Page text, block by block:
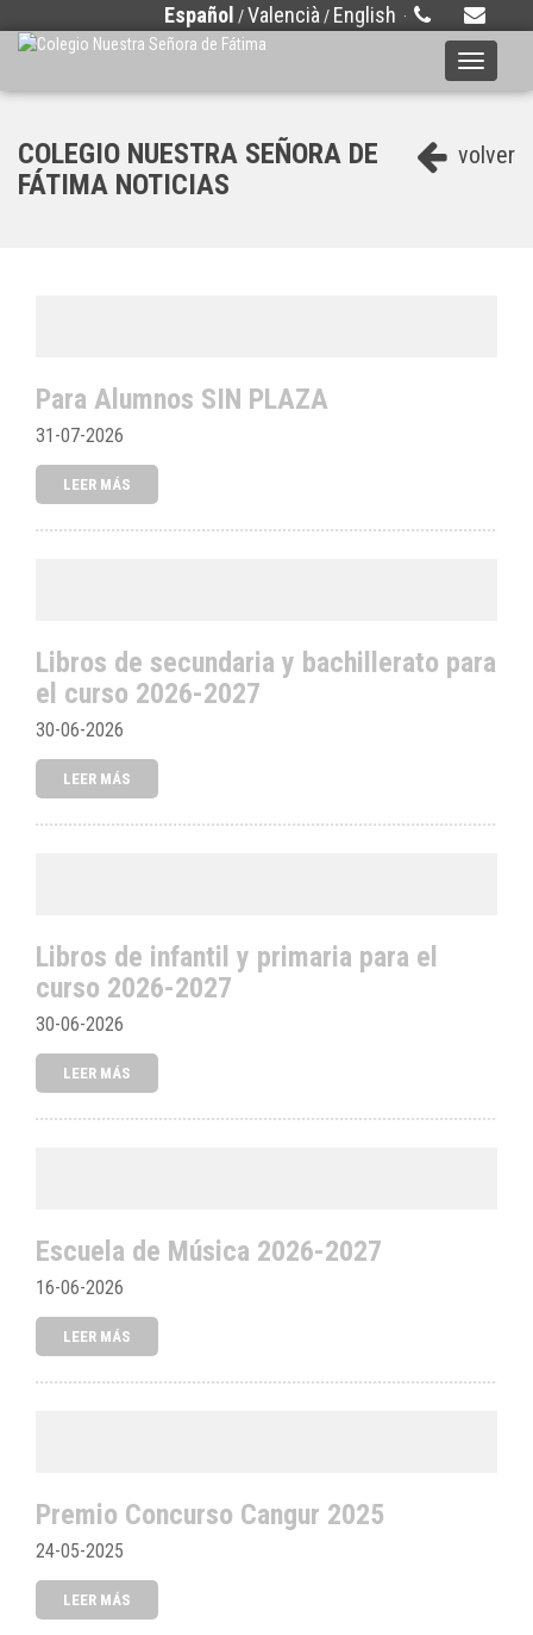
Español /Valencià / English ·
Toggle
volver
COLEGIO NUESTRA SEÑORA DE
FÁTIMA NOTICIAS
Para Alumnos SIN PLAZA
31-07-2026
LEER MÁS
Libros de secundaria y bachillerato para
el curso 2026-2027
30-06-2026
LEER MÁS
Libros de infantil y primaria para el
curso 2026-2027
30-06-2026
LEER MÁS
Escuela de Música 2026-2027
16-06-2026
LEER MÁS
Premio Concurso Cangur 2025
24-05-2025
LEER MÁS